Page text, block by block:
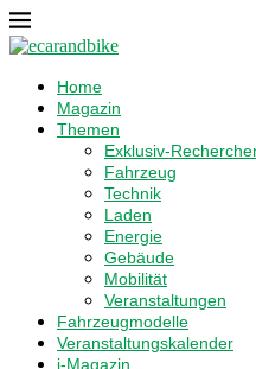
Home
Magazin
Themen
Exklusiv-
Fahrzeug
Technik
Laden
Energie
Gebäude
Mobilität
Veranstaltungen
Fahrzeugmodelle
Veranstaltungskalender
i-Magazin